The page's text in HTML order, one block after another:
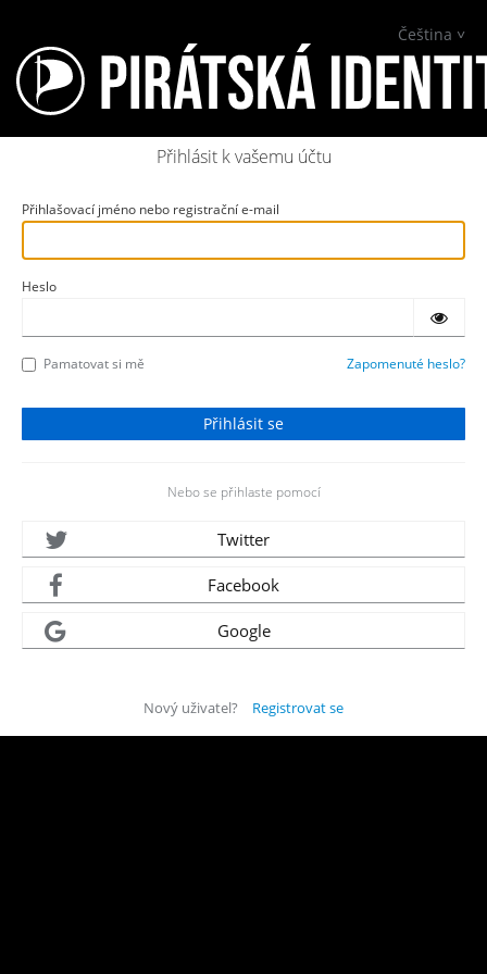
Čeština
Přihlásit k vašemu účtu
Přihlašovací jméno nebo registrační e-mail
Heslo
Pamatovat si mě Zapomenuté heslo?
Nebo se přihlaste pomocí
Twitter
Facebook
Google
Nový uživatel? Registrovat se